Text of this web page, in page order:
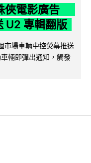
俠電影廣告
U2 專輯翻版
市場車輛中控熒幕推送
輛即彈出通知，觸發